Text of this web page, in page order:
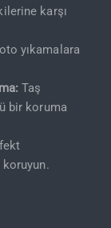
karşı
yıkamalara
Taş
bir koruma
koruyun.